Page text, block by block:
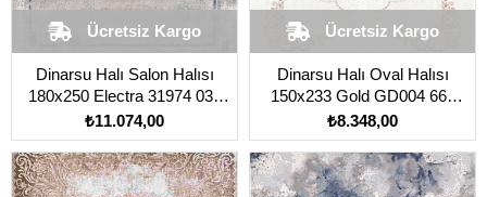
Dinarsu Halı Salon Halısı
180x250 Electra 31974 030
Mavi
₺11.074,00
Ücretsiz Kargo
Dinarsu Halı Oval Halısı
150x233 Gold GD004 660
Krem
₺8.348,00
Ücretsiz Kargo